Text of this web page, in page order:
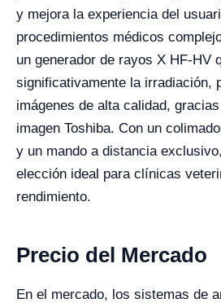
y mejora la experiencia del
procedimientos médicos
un generador de rayos X HF-HV
significativamente la irradiación,
imágenes de alta calidad,
imagen Toshiba. Con un
y un mando a distancia
elección ideal para clínicas
rendimiento.
Precio del Mercado
En el mercado, los sistemas de